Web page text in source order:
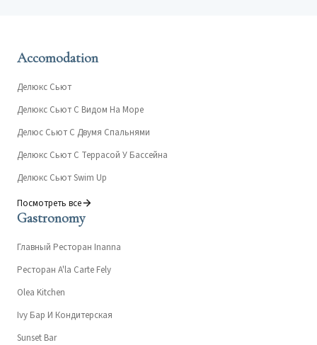
Accomodation
Делюкс Сьют
Делюкс Сьют С Видом На Море
Делюс Сьют С Двумя Спальнями
Делюкс Сьют С Террасой У Бассейна
Делюкс Сьют Swim Up
Посмотреть все
Gastronomy
Главный Ресторан Inanna
Ресторан A'la Carte Fely
Olea Kitchen
Ivy Бар И Кондитерская
Sunset Bar